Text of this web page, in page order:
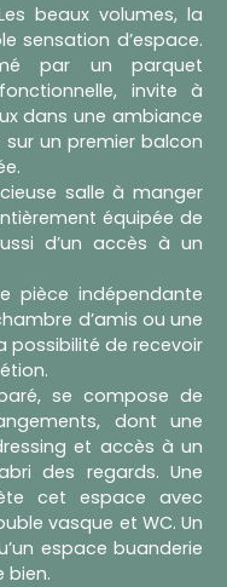
beaux volumes, la
sensation d’espace.
par un parquet
invite à
dans une ambiance
sur un premier balcon
salle à manger
équipée de
d’un accès à un
pièce indépendante
d’amis ou une
possibilité de recevoir
se compose de
dont une
et accès à un
des regards. Une
cet espace avec
vasque et WC. Un
espace buanderie
bien.